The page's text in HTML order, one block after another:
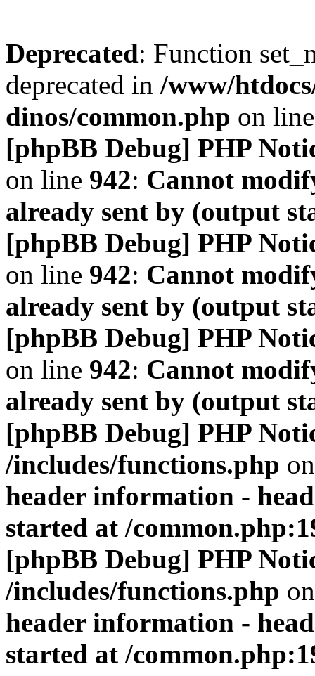
Deprecated: Function
deprecated in /www/
dinos/common.php on
[phpBB Debug] PHP
on line 942: Cannot
already sent by (output
[phpBB Debug] PHP
on line 942: Cannot
already sent by (output
[phpBB Debug] PHP
on line 942: Cannot
already sent by (output
[phpBB Debug] PHP
/includes/functions.php
header information -
started at /
[phpBB Debug] PHP
/includes/functions.php
header information -
started at /